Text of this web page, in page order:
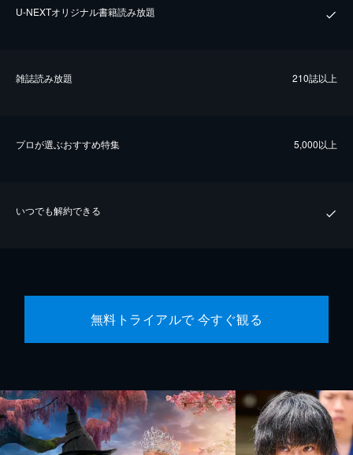
U-NEXTオリジナル書籍読み放題
雑誌読み放題 210誌以上
プロが選ぶおすすめ特集 5,000以上
いつでも解約できる
無料トライアルで 今すぐ観る